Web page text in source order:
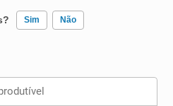
Sim Não
me ajudou